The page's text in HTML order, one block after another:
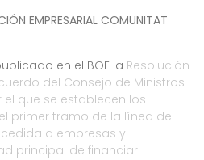
EMPRESARIAL COMUNITAT
en el BOE la Resolución
del Consejo de Ministros
el que se establecen los
primer tramo de la línea de
a empresas y
principal de financiar